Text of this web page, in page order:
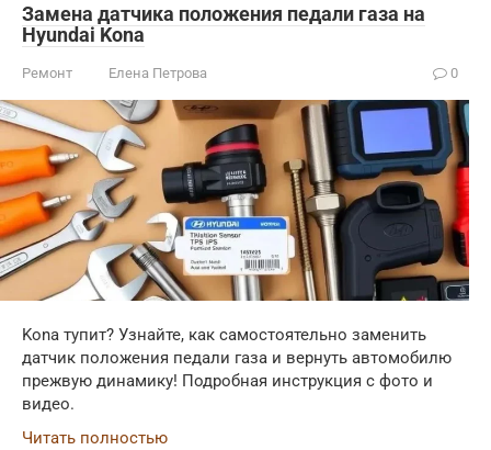
Замена датчика положения педали газа на
Hyundai Kona
Ремонт Елена Петрова 0
Kona тупит? Узнайте, как самостоятельно заменить
датчик положения педали газа и вернуть автомобилю
прежвую динамику! Подробная инструкция с фото и
видео.
Читать полностью